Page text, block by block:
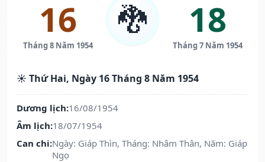
16
Tháng 8 Năm 1954
🐉 18
Tháng 7 Năm 1954
☀️ Thứ Hai, Ngày 16 Tháng 8 Năm 1954
Dương lịch:16/08/1954
Âm lịch:18/07/1954
Can chi:Ngày: Giáp Thìn, Tháng: Nhâm Thân, Năm: Giáp
Ngọ